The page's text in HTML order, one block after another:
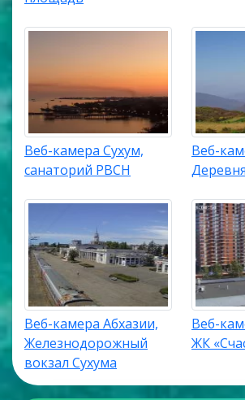
Веб-камера Сухум,
санаторий РВСН
Веб-
Веб-камера Абхазии,
Железнодорожный
вокзал Сухума
Веб-
ЖК